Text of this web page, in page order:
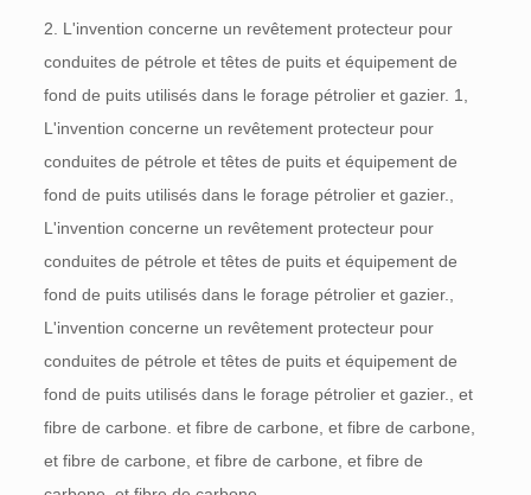
2. L'invention concerne un revêtement protecteur pour
conduites de pétrole et têtes de puits et équipement de
fond de puits utilisés dans le forage pétrolier et gazier. 1,
L'invention concerne un revêtement protecteur pour
conduites de pétrole et têtes de puits et équipement de
fond de puits utilisés dans le forage pétrolier et gazier.,
L'invention concerne un revêtement protecteur pour
conduites de pétrole et têtes de puits et équipement de
fond de puits utilisés dans le forage pétrolier et gazier.,
L'invention concerne un revêtement protecteur pour
conduites de pétrole et têtes de puits et équipement de
fond de puits utilisés dans le forage pétrolier et gazier., et
fibre de carbone. et fibre de carbone, et fibre de carbone,
et fibre de carbone, et fibre de carbone, et fibre de